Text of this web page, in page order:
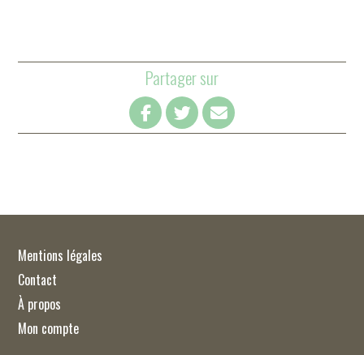
Partager sur
Mentions légales
Contact
À propos
Mon compte